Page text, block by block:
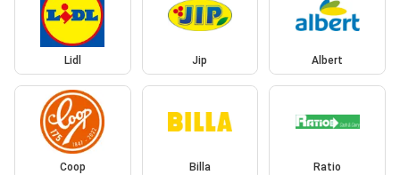
Lidl Jip Albert
Coop Billa Ratio